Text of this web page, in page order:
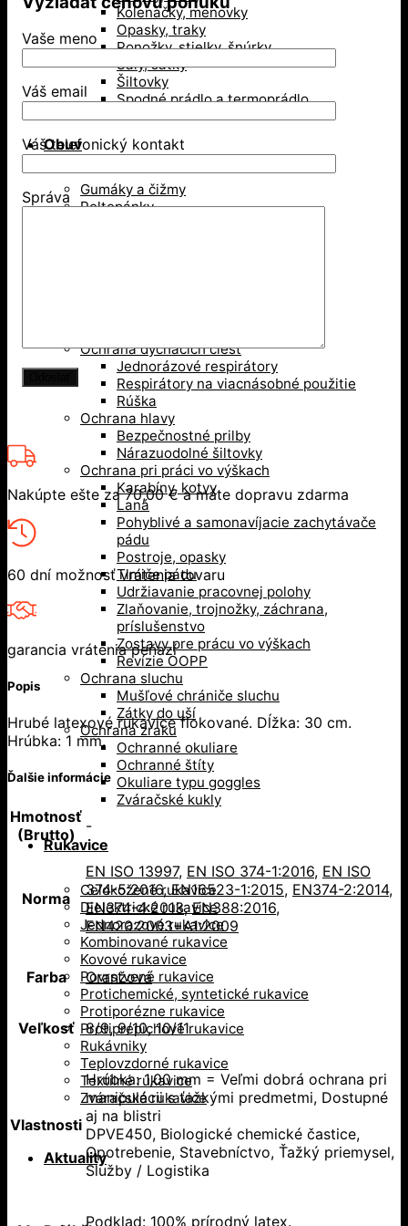
Kolenačky, menovky
Opasky, traky
Ponožky, stielky, šnúrky
Šály, šatky
Šiltovky
Spodné prádlo a termoprádlo
Obuv
Gumáky a čižmy
Poltopánky
Ochrana dýchacích ciest
Jednorázové respirátory
Respirátory na viacnásobné použitie
Rúška
Ochrana hlavy
Bezpečnostné prilby
Nárazuodolné šiltovky
Ochrana pri práci vo výškach
Karabíny, kotvy
Laná
Pohyblivé a samonavíjacie zachytávače
pádu
Postroje, opasky
Tlmiče pádu
Udržiavanie pracovnej polohy
Zlaňovanie, trojnožky, záchrana,
príslušenstvo
Zostavy pre prácu vo výškach
Revízie OOPP
Ochrana sluchu
Mušľové chrániče sluchu
Zátky do uší
Ochrana zraku
Ochranné okuliare
Ochranné štíty
Okuliare typu goggles
Zváračské kukly
Rukavice
Celokožené rukavice
Dielektrické rukavice
Jednorazové rukavice
Kombinované rukavice
Kovové rukavice
Povrstvené rukavice
Protichemické, syntetické rukavice
Protiporézne rukavice
Protiprepichové rukavice
Rukávniky
Teplovzdorné rukavice
Textilné rukavice
Zváračské rukavice
Aktuality
Vaše meno
Váš email
Váš telefonický kontakt
Správa
Nakúpte ešte za70,00€a máte dopravu zdarma
60 dní možnosť vrátenia tovaru
garancia vrátenia peňazí
Popis
Hrubé latexové rukavice flokované. Dĺžka: 30 cm.
Hrúbka: 1 mm.
Ďalšie informácie
Hmotnosť
(Brutto)
-
Norma
EN ISO 13997, EN ISO 374-1:2016, EN ISO
374-5:2016,EN16523-1:2015, EN374-2:2014,
EN374-4:2013,EN388:2016,
EN420:2003+A1:2009
Farba Oranžová
Veľkosť 8/9,9/10,10/11
Vlastnosti
Hrúbka: 1,00 mm = Veľmi dobrá ochrana pri
manipulácii s ťažkými predmetmi, Dostupné
aj na blistri
DPVE450, Biologické chemické častice,
Opotrebenie, Stavebníctvo, Ťažký priemysel,
Služby / Logistika
Podklad: 100% prírodný latex.